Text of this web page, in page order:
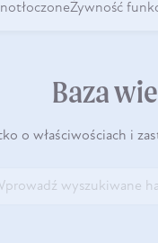
Żywność
Baza
o właściwościach i